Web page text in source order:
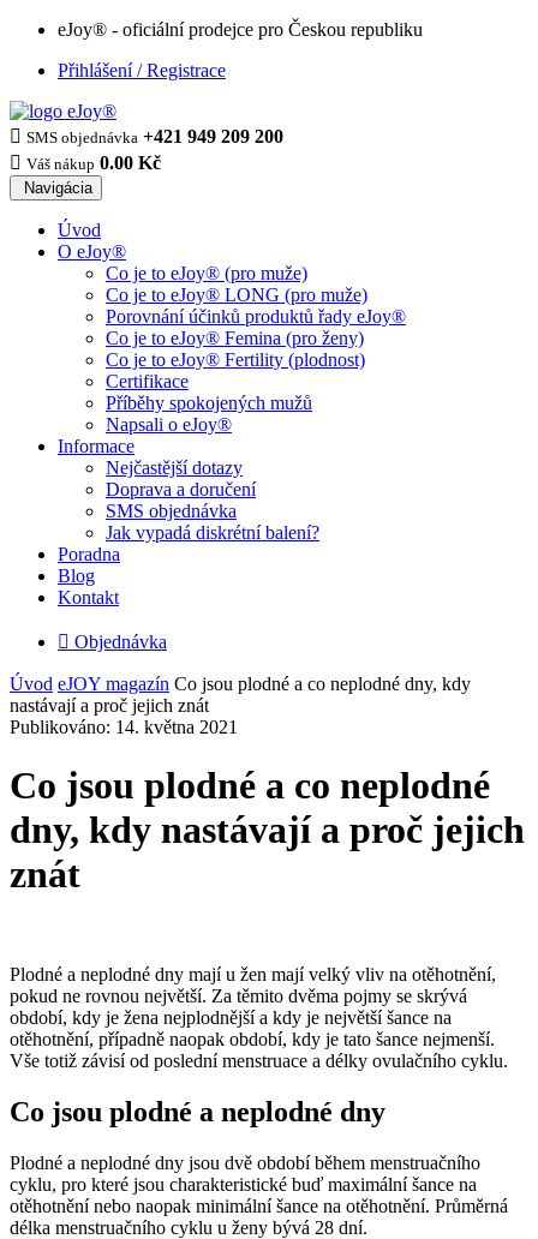
eJoy® - oficiální prodejce pro Českou republiku
Přihlášení / Registrace
 SMS objednávka +421 949 209 200
 Váš nákup 0.00 Kč
Navigácia
Úvod
O eJoy®
Co je to eJoy® (pro muže)
Co je to eJoy® LONG (pro muže)
Porovnání účinků produktů řady eJoy®
Co je to eJoy® Femina (pro ženy)
Co je to eJoy® Fertility (plodnost)
Certifikace
Příběhy spokojených mužů
Napsali o eJoy®
Informace
Nejčastější dotazy
Doprava a doručení
SMS objednávka
Jak vypadá diskrétní balení?
Poradna
Blog
Kontakt
 Objednávka
Úvod eJOY magazín Co jsou plodné a co neplodné dny, kdy
nastávají a proč jejich znát
Publikováno: 14. května 2021
Co jsou plodné a co neplodné
dny, kdy nastávají a proč jejich
znát
Plodné a neplodné dny mají u žen mají velký vliv na otěhotnění,
pokud ne rovnou největší. Za těmito dvěma pojmy se skrývá
období, kdy je žena nejplodnější a kdy je největší šance na
otěhotnění, případně naopak období, kdy je tato šance nejmenší.
Vše totiž závisí od poslední menstruace a délky ovulačního cyklu.
Co jsou plodné a neplodné dny
Plodné a neplodné dny jsou dvě období během menstruačního
cyklu, pro které jsou charakteristické buď maximální šance na
otěhotnění nebo naopak minimální šance na otěhotnění. Průměrná
délka menstruačního cyklu u ženy bývá 28 dní.